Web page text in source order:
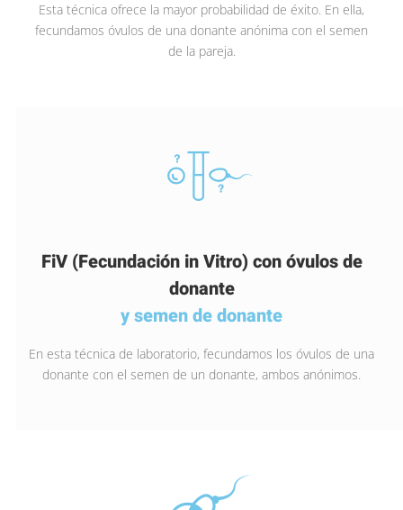
Esta técnica ofrece la mayor probabilidad de éxito. En ella,
fecundamos óvulos de una donante anónima con el semen
de la pareja.
FiV (Fecundación in Vitro) con óvulos de
donante
y semen de donante
En esta técnica de laboratorio, fecundamos los óvulos de una
donante con el semen de un donante, ambos anónimos.